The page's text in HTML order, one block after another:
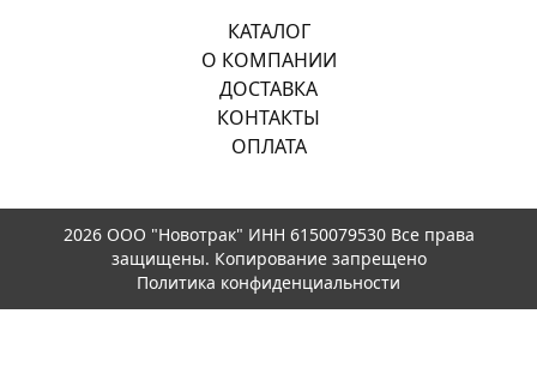
КАТАЛОГ
О КОМПАНИИ
ДОСТАВКА
КОНТАКТЫ
ОПЛАТА
2026 ООО "Новотрак" ИНН 6150079530 Все права
защищены. Копирование запрещено
Политика конфиденциальности